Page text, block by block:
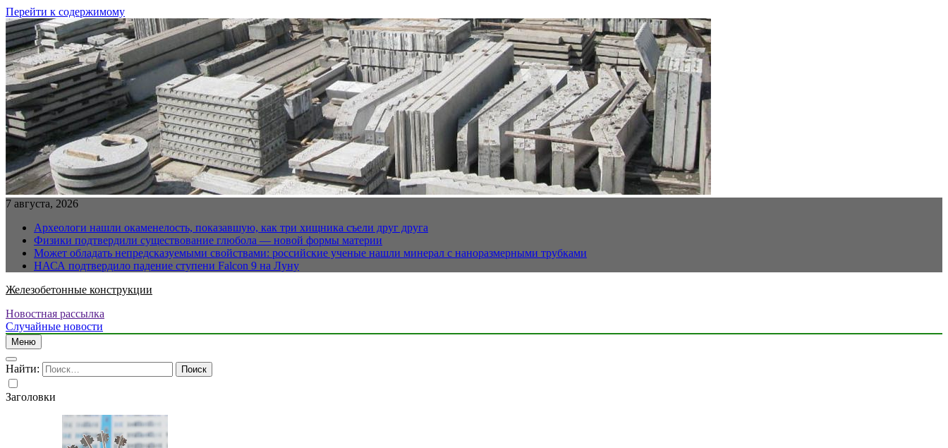
Перейти к содержимому
7 августа, 2026
Археологи нашли окаменелость, показавшую, как три хищника съели друг друга
Физики подтвердили существование глюбола — новой формы материи
Может обладать непредсказуемыми свойствами: российские ученые нашли минерал с наноразмерными трубками
НАСА подтвердило падение ступени Falcon 9 на Луну
Железобетонные конструкции
Новостная рассылка
Случайные новости
Меню
Найти:
Заголовки